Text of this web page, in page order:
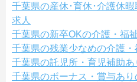
千葉県の産休･育休･介護休
求人
千葉県の新卒OKの介護・福
千葉県の残業少なめの介護・
千葉県の託児所・育児補助あ
千葉県のボーナス・賞与あり